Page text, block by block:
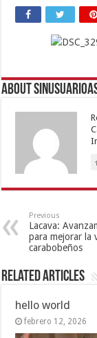
About
Previous
Lacava:
para mejorar la
carabobeños
Related Articles
hello world
febrero 12, 2026